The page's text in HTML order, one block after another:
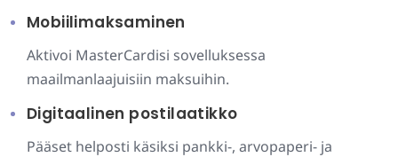
Mobiilimaksaminen
Aktivoi MasterCardisi sovelluksessa
maailmanlaajuisiin maksuihin.
Digitaalinen postilaatikko
Pääset helposti käsiksi pankki-, arvopaperi- ja